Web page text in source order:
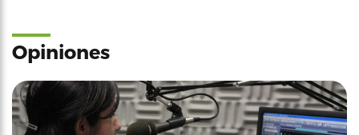
Opiniones